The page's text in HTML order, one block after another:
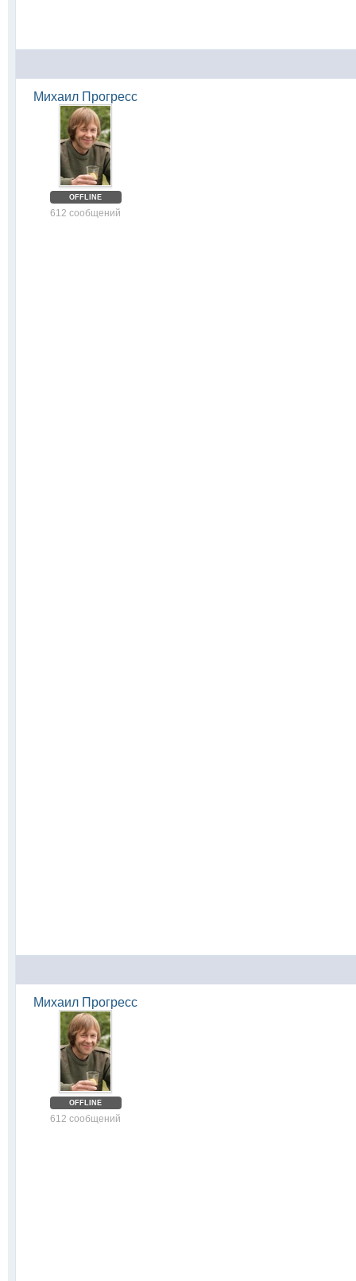
Михаил Прогресс
OFFLINE
612 сообщений
Михаил Прогресс
OFFLINE
612 сообщений